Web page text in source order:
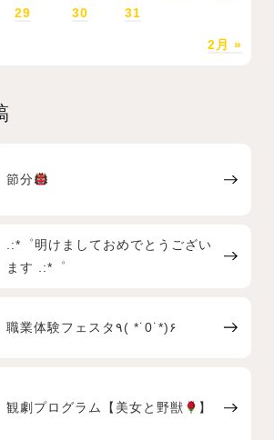
2月 »
29 30 31
節分
.:*゜明けましておめでとうござい
ます .:*゜
職業体験フェスタ٩( *˙0˙*)۶
観劇プログラム【美女と野獣 】